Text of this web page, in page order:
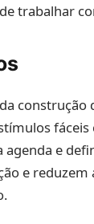
trabalhar
e
e reduzem